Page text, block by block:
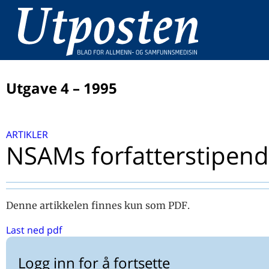
Utgave 4 – 1995
Leder: Det empatiske imperativ mellom omsorg og
Utposten på internet
Hur kan man studera patient-läkarrelationen och vad
man fram?
Sykdomsdefinisjonen - et moralsk anliggende
Asymptomatisk bakteriuri hos gravide skal oppdagast,
behandlast og kontrollerast!
Mellom omsorg og risiko
ARTIKLER
NSAMs forfatterstipend
Denne artikkelen finnes kun som PDF.
Last ned pdf
Logg inn for å fortsette